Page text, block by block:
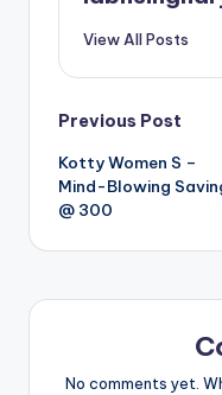
View All Posts
Post
Previous Post
Kotty Women S –
Mind-Blowing
@ 300
No comments yet.